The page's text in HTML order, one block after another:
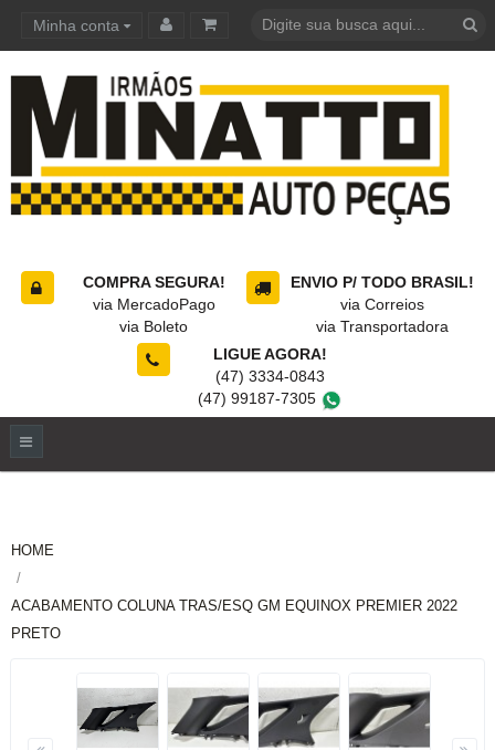
Minha conta
COMPRA SEGURA!
via MercadoPago
via Boleto
ENVIO P/ TODO BRASIL!
via Correios
via Transportadora
LIGUE AGORA!
(47) 3334-0843
(47) 99187-7305
HOME
ACABAMENTO COLUNA TRAS/ESQ GM EQUINOX PREMIER 2022
PRETO